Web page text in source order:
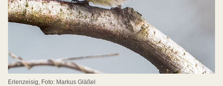
Erlenzeisig, Foto: Markus Gläßel